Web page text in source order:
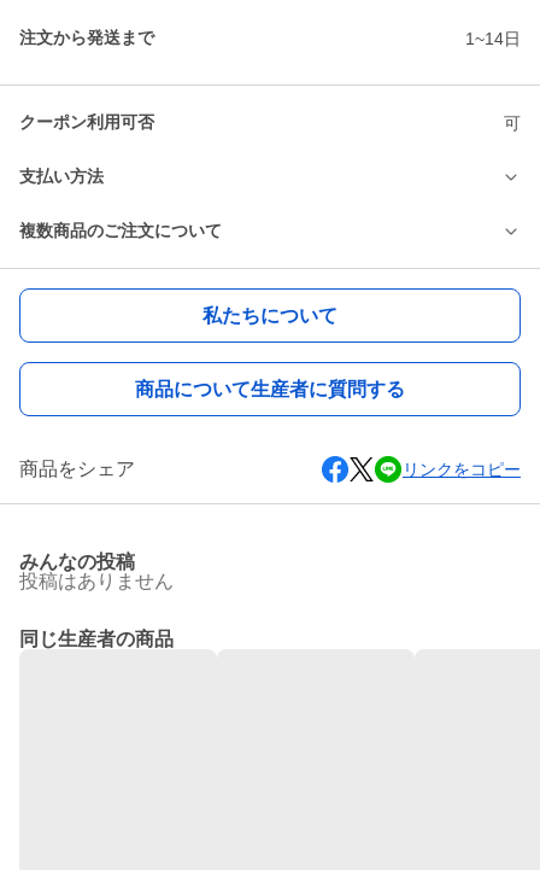
注文から発送まで 1~14日
クーポン利用可否 可
支払い方法
複数商品のご注文について
私たちについて
商品について生産者に質問する
商品をシェア リンクをコピー
みんなの投稿
投稿はありません
同じ生産者の商品